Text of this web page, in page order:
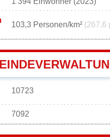
103,3 Personen/km² (267,6
10723
7092